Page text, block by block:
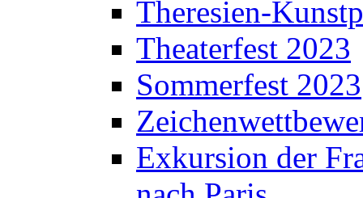
Theresien-
Theaterfest 2023
Sommerfest 2023
Exkursion der